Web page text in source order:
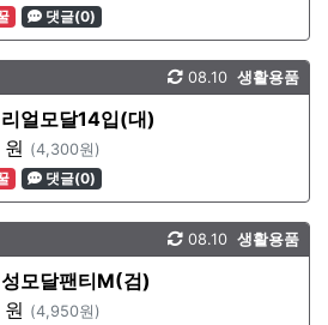
댓글(0)
생활용품
08.10
얼모달14입(대)
(4,300원)
댓글(0)
생활용품
08.10
모달팬티M(검)
(4,950원)